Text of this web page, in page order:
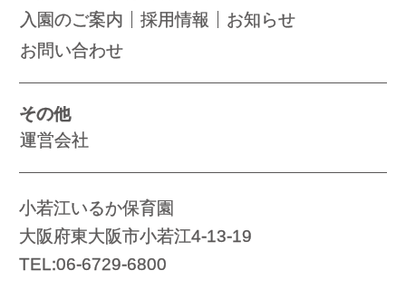
入園のご案内
採用情報
お知らせ
お問い合わせ
小若江いるか保育園
大阪府東大阪市小若江4-13-19
TEL:06-6729-6800
その他
運営会社